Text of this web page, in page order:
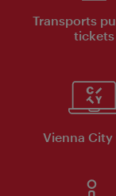
Transports
tickets
Vienna City